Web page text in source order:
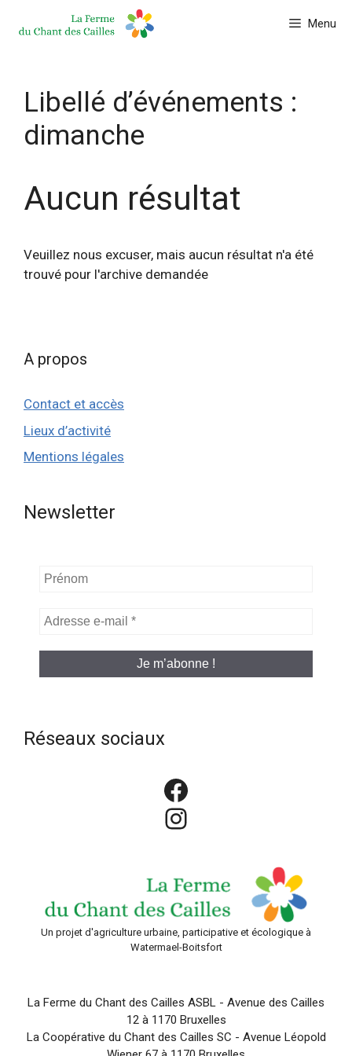
Menu
Libellé d’événements :
dimanche
Aucun résultat
Veuillez nous excuser, mais aucun résultat n'a été
trouvé pour l'archive demandée
A propos
Contact et accès
Lieux d’activité
Mentions légales
Newsletter
Prénom
Adresse
mail
Réseaux sociaux
Facebook
Instagram
Un projet d'agriculture urbaine, participative et écologique à
Watermael-Boitsfort
La Ferme du Chant des Cailles ASBL - Avenue des Cailles
12 à 1170 Bruxelles
La Coopérative du Chant des Cailles SC - Avenue Léopold